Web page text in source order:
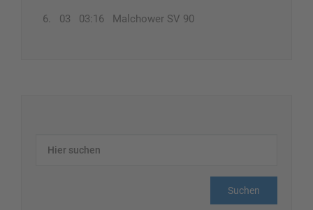
6. 03 03:16 Malchower SV 90